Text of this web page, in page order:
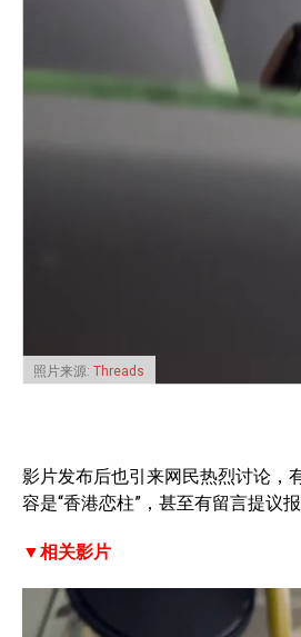
照片来源: Threads
影片发布后也引来网民热烈讨论，
容是“香港恋柱”，甚至有留言提议报
▼相关影片